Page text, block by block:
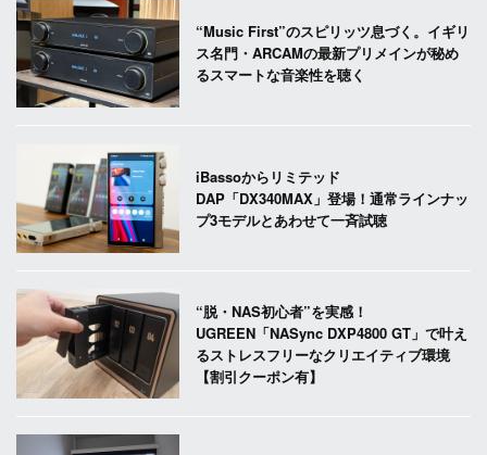
“Music First”のスピリッツ息づく。イギリ
ス名門・ARCAMの最新プリメインが秘め
るスマートな音楽性を聴く
iBassoからリミテッド
DAP「DX340MAX」登場！通常ラインナッ
プ3モデルとあわせて一斉試聴
“脱・NAS初心者”を実感！
UGREEN「NASync DXP4800 GT」で叶え
るストレスフリーなクリエイティブ環境
【割引クーポン有】